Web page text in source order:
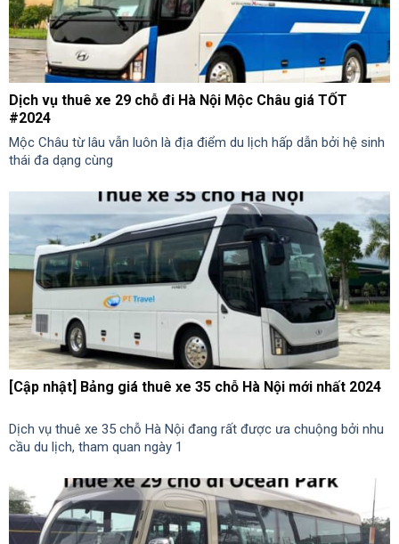
Dịch vụ thuê xe 29 chỗ đi Hà Nội Mộc Châu giá TỐT
#2024
Mộc Châu từ lâu vẫn luôn là địa điểm du lịch hấp dẫn bởi hệ sinh
thái đa dạng cùng
[Cập nhật] Bảng giá thuê xe 35 chỗ Hà Nội mới nhất 2024
Dịch vụ thuê xe 35 chỗ Hà Nội đang rất được ưa chuộng bởi nhu
cầu du lịch, tham quan ngày 1